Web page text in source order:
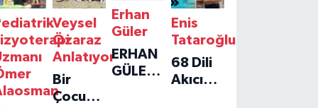
Veysel
Özaraz
Anlatıyor
Bir
Çocuğun
Erhan
Güler
ERHAN
GÜLER'IN
Enis
Tataroğlu
68 Dili
Akıcı